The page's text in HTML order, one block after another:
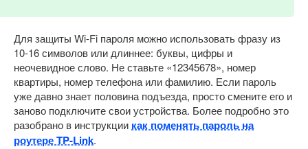
Для защиты Wi-Fi пароля можно использовать фразу из
10-16 символов или длиннее: буквы, цифры и
неочевидное слово. Не ставьте «12345678», номер
квартиры, номер телефона или фамилию. Если пароль
уже давно знает половина подъезда, просто смените его и
заново подключите свои устройства. Более подробно это
разобрано в инструкции как поменять пароль на
роутере TP-Link.